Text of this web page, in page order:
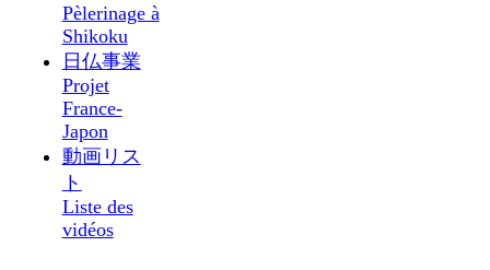
Pèlerinage à
Shikoku
日仏事業
Projet
France-
Japon
動画リス
ト
Liste des
vidéos